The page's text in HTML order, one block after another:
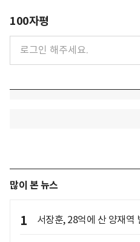
100자평
많이 본 뉴스
1 서장훈, 28억에 산 양재역